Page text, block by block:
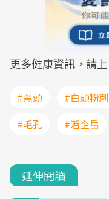
更多健康資訊，請上
#黑頭 #白頭粉刺
#毛孔
#潘企岳
延伸閱讀